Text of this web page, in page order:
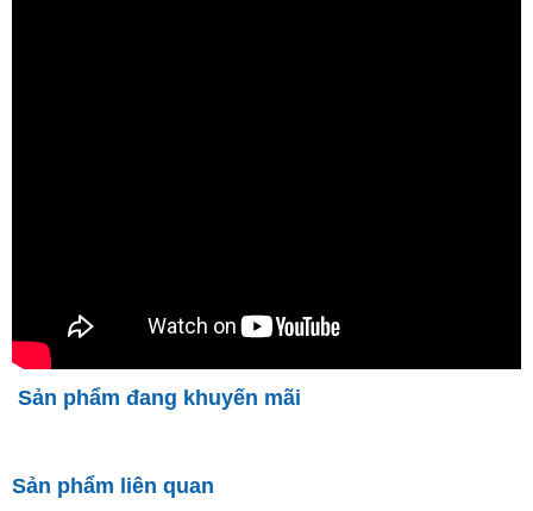
Sản phẩm đang khuyến mãi
Sản phẩm liên quan